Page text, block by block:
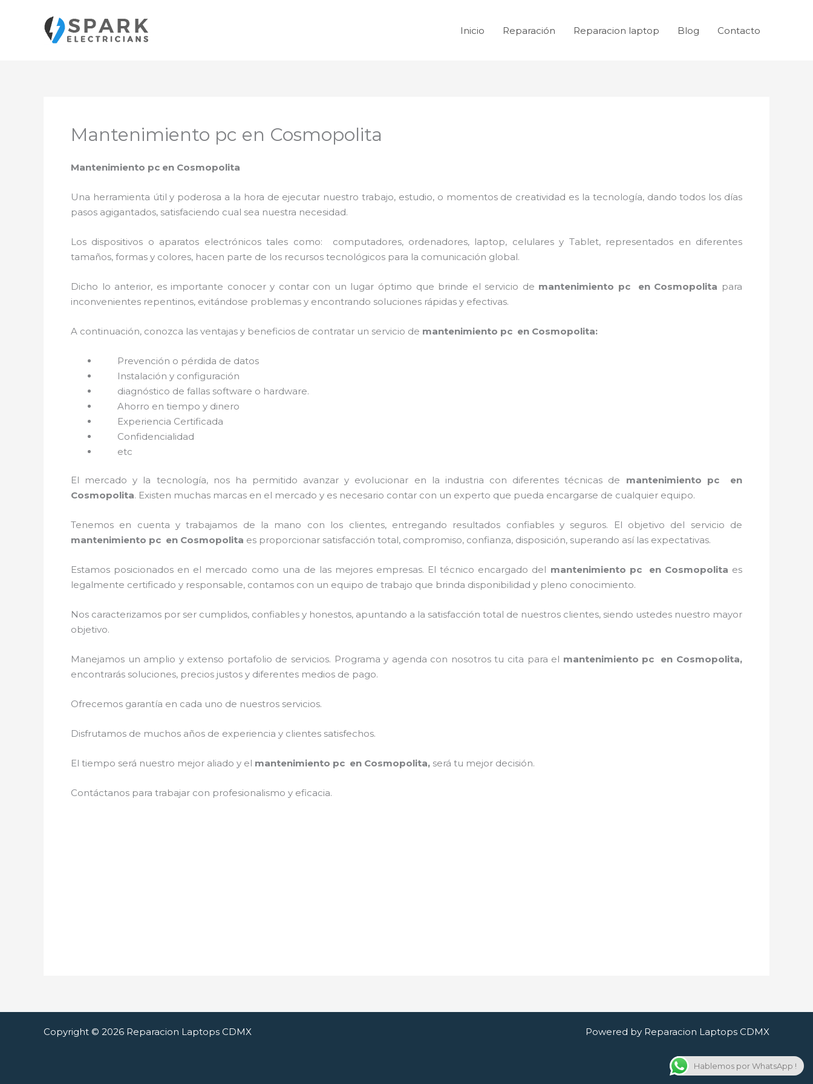
contenido
Inicio Reparación Reparacion laptop Blog Contacto
Mantenimiento pc en Cosmopolita
Mantenimiento pc en Cosmopolita
Una herramienta útil y poderosa a la hora de ejecutar nuestro trabajo, estudio, o momentos de creatividad es la tecnología, dando todos los días
pasos agigantados, satisfaciendo cual sea nuestra necesidad.
Los dispositivos o aparatos electrónicos tales como: computadores, ordenadores, laptop, celulares y Tablet, representados en diferentes
tamaños, formas y colores, hacen parte de los recursos tecnológicos para la comunicación global.
Dicho lo anterior, es importante conocer y contar con un lugar óptimo que brinde el servicio de mantenimiento pc en Cosmopolita para
inconvenientes repentinos, evitándose problemas y encontrando soluciones rápidas y efectivas.
A continuación, conozca las ventajas y beneficios de contratar un servicio de mantenimiento pc en Cosmopolita:
Prevención o pérdida de datos
Instalación y configuración
diagnóstico de fallas software o hardware.
Ahorro en tiempo y dinero
Experiencia Certificada
Confidencialidad
etc
El mercado y la tecnología, nos ha permitido avanzar y evolucionar en la industria con diferentes técnicas de mantenimiento pc en
Cosmopolita. Existen muchas marcas en el mercado y es necesario contar con un experto que pueda encargarse de cualquier equipo.
Tenemos en cuenta y trabajamos de la mano con los clientes, entregando resultados confiables y seguros. El objetivo del servicio de
mantenimiento pc en Cosmopolita es proporcionar satisfacción total, compromiso, confianza, disposición, superando así las expectativas.
Estamos posicionados en el mercado como una de las mejores empresas. El técnico encargado del mantenimiento pc en Cosmopolita es
legalmente certificado y responsable, contamos con un equipo de trabajo que brinda disponibilidad y pleno conocimiento.
Nos caracterizamos por ser cumplidos, confiables y honestos, apuntando a la satisfacción total de nuestros clientes, siendo ustedes nuestro mayor
objetivo.
Manejamos un amplio y extenso portafolio de servicios. Programa y agenda con nosotros tu cita para el mantenimiento pc en Cosmopolita,
encontrarás soluciones, precios justos y diferentes medios de pago.
Ofrecemos garantía en cada uno de nuestros servicios.
Disfrutamos de muchos años de experiencia y clientes satisfechos.
El tiempo será nuestro mejor aliado y el mantenimiento pc en Cosmopolita, será tu mejor decisión.
Contáctanos para trabajar con profesionalismo y eficacia.
Copyright © 2026 Reparacion Laptops CDMX Powered by Reparacion Laptops CDMX
Hablemos por WhatsApp !